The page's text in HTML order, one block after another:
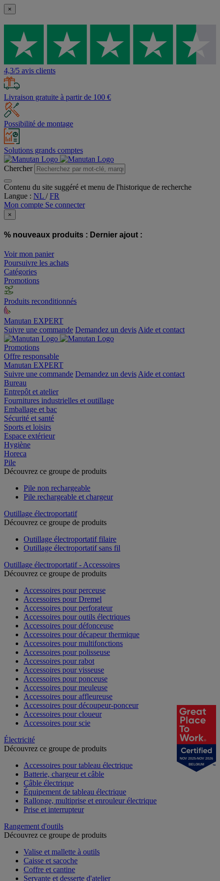
×
4,3/5 avis clients
Livraison gratuite à partir de 100 €
Possibilité de montage
Solutions grands comptes
Chercher
Contenu du site suggéré et menu de l'historique de recherche
Langue : NL /FR
Mon compte Se connecter
×
% nouveaux produits : Dernier ajout :
Voir mon panier
Poursuivre les achats
Catégories
Promotions
Produits reconditionnés
Manutan EXPERT
Suivre une commande Demandez un devis Aide et contact
Promotions
Offre responsable
Manutan EXPERT
Suivre une commande Demandez un devis Aide et contact
Bureau
Entrepôt et atelier
Fournitures industrielles et outillage
Emballage et bac
Sécurité et santé
Sports et loisirs
Espace extérieur
Hygiène
Horeca
Pile
Découvrez ce groupe de produits
Pile non rechargeable
Pile rechargeable et chargeur
Outillage électroportatif
Découvrez ce groupe de produits
Outillage électroportatif filaire
Outillage électroportatif sans fil
Outillage électroportatif - Accessoires
Découvrez ce groupe de produits
Accessoires pour perceuse
Accessoires pour Dremel
Accessoires pour perforateur
Accessoires pour outils électriques
Accessoires pour défonceuse
Accessoires pour décapeur thermique
Accessoires pour multifonctions
Accessoires pour polisseuse
Accessoires pour rabot
Accessoires pour visseuse
Accessoires pour ponceuse
Accessoires pour meuleuse
Accessoires pour affleureuse
Accessoires pour découpeur-ponceur
Accessoires pour cloueur
Accessoires pour scie
Électricité
Découvrez ce groupe de produits
Accessoires pour tableau électrique
Batterie, chargeur et câble
Câble électrique
Équipement de tableau électrique
Rallonge, multiprise et enrouleur électrique
Prise et interrupteur
Rangement d'outils
Découvrez ce groupe de produits
Valise et mallette à outils
Caisse et sacoche
Coffre et cantine
Servante et desserte d'atelier
NOV 2025-NOV 2026
BELGIUM